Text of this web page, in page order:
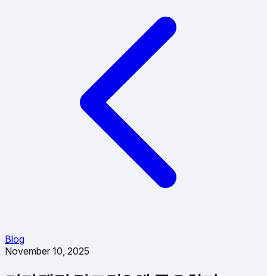
Blog
November 10, 2025